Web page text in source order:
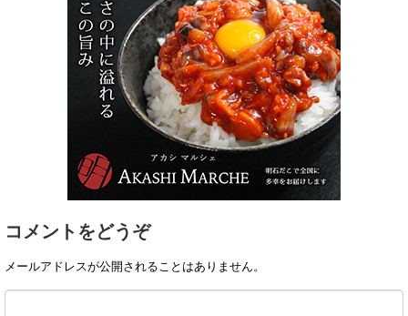
コメントをどうぞ
メールアドレスが公開されることはありません。